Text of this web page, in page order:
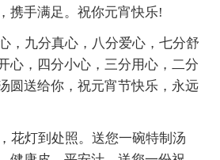
携手满足。祝你元宵快乐!
，九分真心，八分爱心，七分舒
心，四分小心，三分用心，二分
圆送给你，祝元宵节快乐，永远
花灯到处照。送您一碗特制汤